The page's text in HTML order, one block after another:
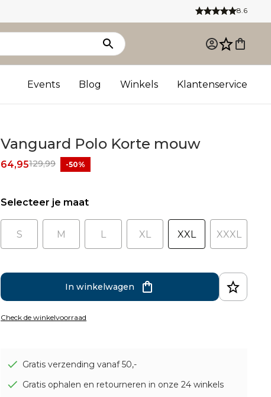
8.6
Events Blog Winkels Klantenservice
Vanguard Polo Korte mouw
129,99
64,95 -50%
Selecteer je maat
S M L XL XXL XXXL
In winkelwagen
Check de winkelvoorraad
Gratis verzending vanaf 50,-
Gratis ophalen en retourneren in onze 24 winkels